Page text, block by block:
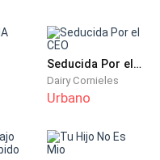
Seducida Por el CEO
Dairy Cornieles
Urbano